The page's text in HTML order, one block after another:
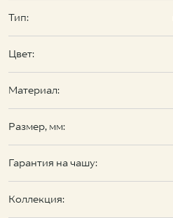
Тип:
Цвет:
Материал:
Размер, мм:
Гарантия на чашу:
Коллекция: